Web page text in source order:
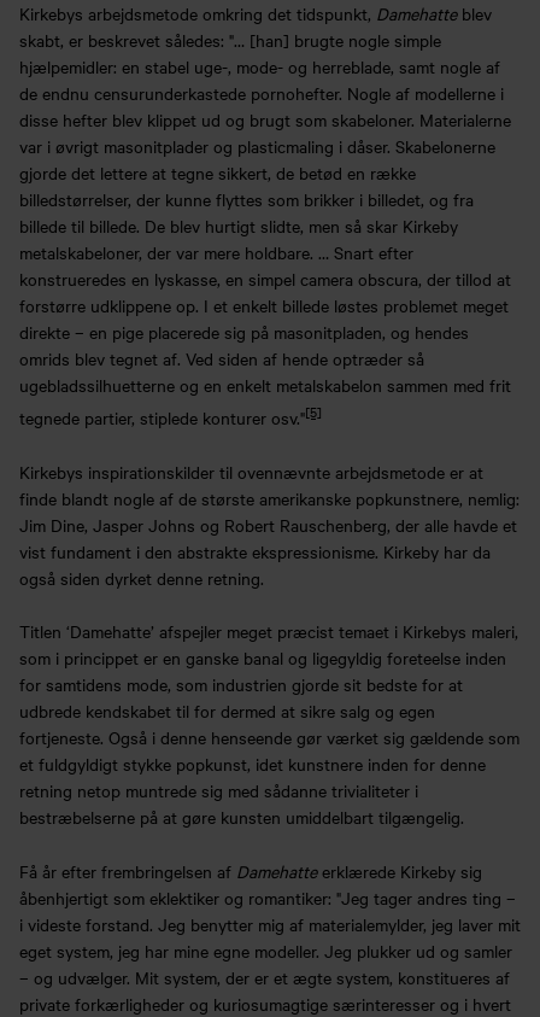
Kirkebys arbejdsmetode omkring det tidspunkt, Damehatteblev
skabt, er beskrevet således: "… [han] brugte nogle simple
hjælpemidler: en stabel uge-, mode- og herreblade, samt nogle af
de endnu censurunderkastede pornohefter. Nogle af modellerne i
disse hefter blev klippet ud og brugt som skabeloner. Materialerne
var i øvrigt masonitplader og plasticmaling i dåser. Skabelonerne
gjorde det lettere at tegne sikkert, de betød en række
billedstørrelser, der kunne flyttes som brikker i billedet, og fra
billede til billede. De blev hurtigt slidte, men så skar Kirkeby
metalskabeloner, der var mere holdbare. … Snart efter
konstrueredes en lyskasse, en simpel camera obscura, der tillod at
forstørre udklippene op. I et enkelt billede løstes problemet meget
direkte – en pige placerede sig på masonitpladen, og hendes
omrids blev tegnet af. Ved siden af hende optræder så
ugebladssilhuetterne og en enkelt metalskabelon sammen med frit
tegnede partier, stiplede konturer osv."[5]
Kirkebys inspirationskilder til ovennævnte arbejdsmetode er at
finde blandt nogle af de største amerikanske popkunstnere, nemlig:
Jim Dine, Jasper Johns og Robert Rauschenberg, der alle havde et
vist fundament i den abstrakte ekspressionisme. Kirkeby har da
også siden dyrket denne retning.
Titlen ‘Damehatte’ afspejler meget præcist temaet i Kirkebys maleri,
som i princippet er en ganske banal og ligegyldig foreteelse inden
for samtidens mode, som industrien gjorde sit bedste for at
udbrede kendskabet til for dermed at sikre salg og egen
fortjeneste. Også i denne henseende gør værket sig gældende som
et fuldgyldigt stykke popkunst, idet kunstnere inden for denne
retning netop muntrede sig med sådanne trivialiteter i
bestræbelserne på at gøre kunsten umiddelbart tilgængelig.
Få år efter frembringelsen af Damehatteerklærede Kirkeby sig
åbenhjertigt som eklektiker og romantiker: "Jeg tager andres ting –
i videste forstand. Jeg benytter mig af materialemylder, jeg laver mit
eget system, jeg har mine egne modeller. Jeg plukker ud og samler
– og udvælger. Mit system, der er et ægte system, konstitueres af
private forkærligheder og kuriosumagtige særinteresser og i hvert